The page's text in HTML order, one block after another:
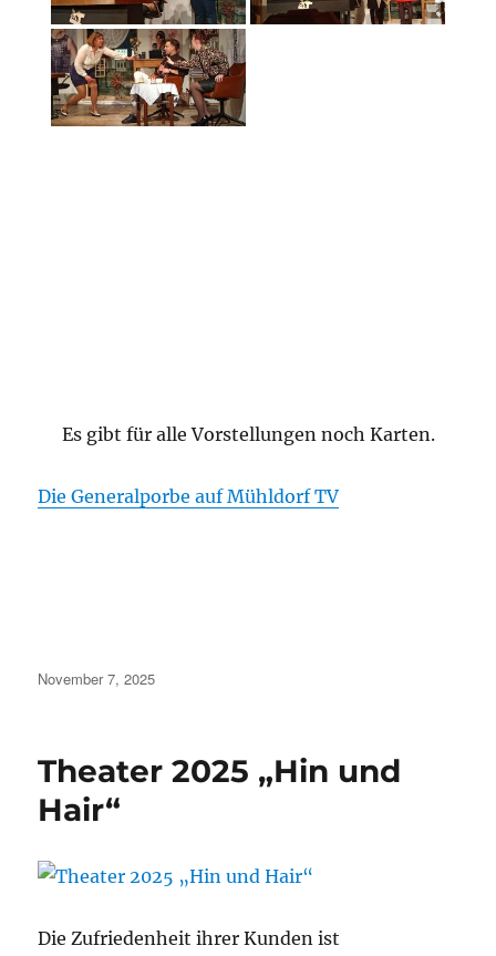
Es gibt für alle Vorstellungen noch Karten.
Die Generalporbe auf Mühldorf TV
Veröffentlicht
November 7, 2025
Theater 2025 „Hin und
Hair“
Die Zufriedenheit ihrer Kunden ist